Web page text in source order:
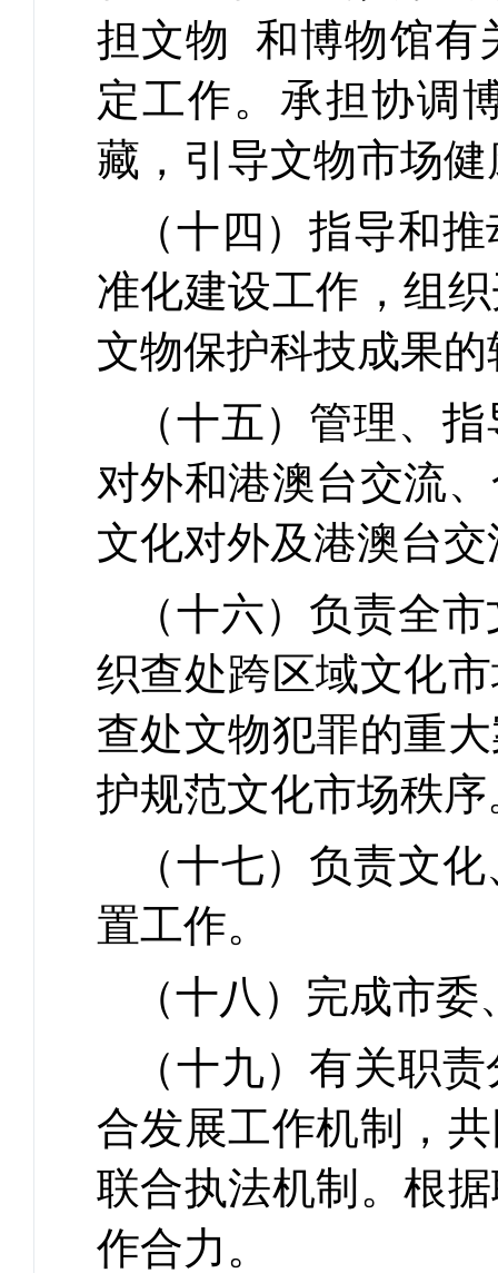
担文物 和博物馆有
定工作。承担协调
藏，引导文物市场
（十四）指导和
准化建设工作，组
文物保护科技成果
（十五）管理、
对外和港澳台交流
文化对外及港澳台
（十六）负责全
织查处跨区域文化
查处文物犯罪的重
护规范文化市场秩
（十七）负责文
置工作。
（十八）完成市
（十九）有关职
合发展工作机制，
联合执法机制。根
作合力。